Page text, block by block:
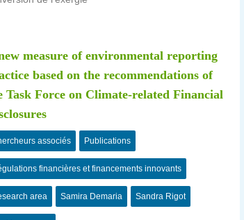
measure of environmental reporting
based on the recommendations of
Task Force on Climate-related Financial
associés Publications
financières et financements innovants
area Samira Demaria Sandra Rigot